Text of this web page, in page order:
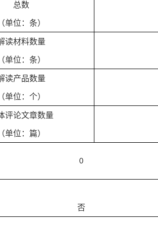
总数
（单位：条）
读材料数量
（单位：条）
读产品数量
（单位：个）
评论文章数量
（单位：篇）
0
否